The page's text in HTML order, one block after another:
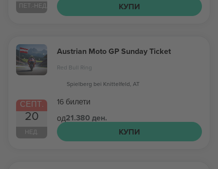
ПЕТ.-НЕД.
КУПИ
СЕПТ.
20
НЕД.
Austrian Moto GP Sunday Ticket
Red Bull Ring
Spielberg bei Knittelfeld, AT
16 билети
од21.380 ден.
КУПИ